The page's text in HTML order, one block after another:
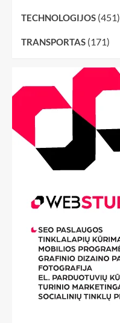
TECHNOLOGIJOS (451)
TRANSPORTAS (171)